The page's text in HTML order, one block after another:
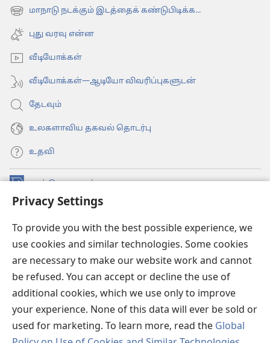
Privacy Settings
To provide you with the best possible experience, we
use cookies and similar technologies. Some cookies
are necessary to make our website work and cannot
be refused. You can accept or decline the use of
additional cookies, which we use only to improve
your experience. None of this data will ever be sold or
used for marketing. To learn more, read the Global
new மாநாடு நடக்கும் இடத்தைக் கண்டுபிடிக்க...
(opens
new
window)
புது வரவு என்ன
வீடியோக்கள்
வீடியோக்கள்—ஆடியோ விவரிப்புகளுடன்
தேடவும்
உலகளாவிய தகவல் தொடர்பு
உதவி
நன்கொடைகள்
new
(opens
JW Hub®
window)JW லைப்ரரி
உவாட்ச்டவர் லைப்ரரி